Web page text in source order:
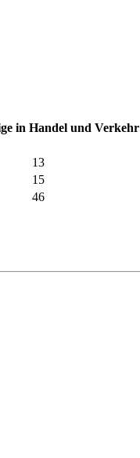
in Handel und Verkehr
13
15
46